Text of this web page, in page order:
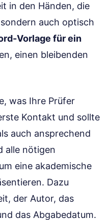
in den Händen, die
auch optisch
Vorlage für ein
einen bleibenden
was Ihre Prüfer
Kontakt und sollte
auch ansprechend
alle nötigen
eine akademische
Dazu
der Autor, das
das Abgabedatum.